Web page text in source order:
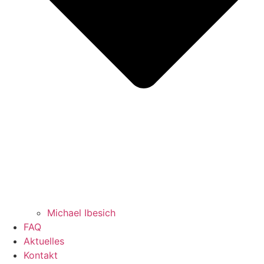
Michael Ibesich
FAQ
Aktuelles
Kontakt